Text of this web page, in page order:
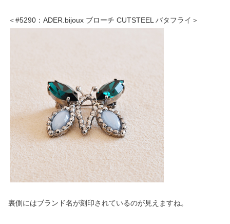
＜#5290：ADER.bijoux ブローチ CUTSTEEL バタフライ＞
裏側にはブランド名が刻印されているのが見えますね。